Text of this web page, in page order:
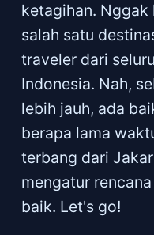
ketagihan. Nggak
salah satu
traveler dari
Indonesia. Nah,
lebih jauh, ada
berapa lama
terbang dari
mengatur
baik. Let's go!